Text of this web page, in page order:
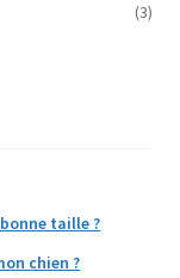
(3)
taille ?
chien ?